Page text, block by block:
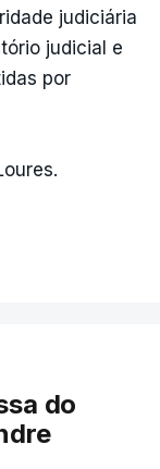
judiciária
judicial e
por
do